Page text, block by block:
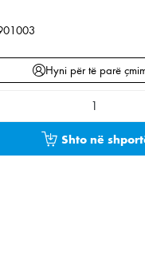
ose përdorni
Hyni për të parë
e produktit:
Shto në